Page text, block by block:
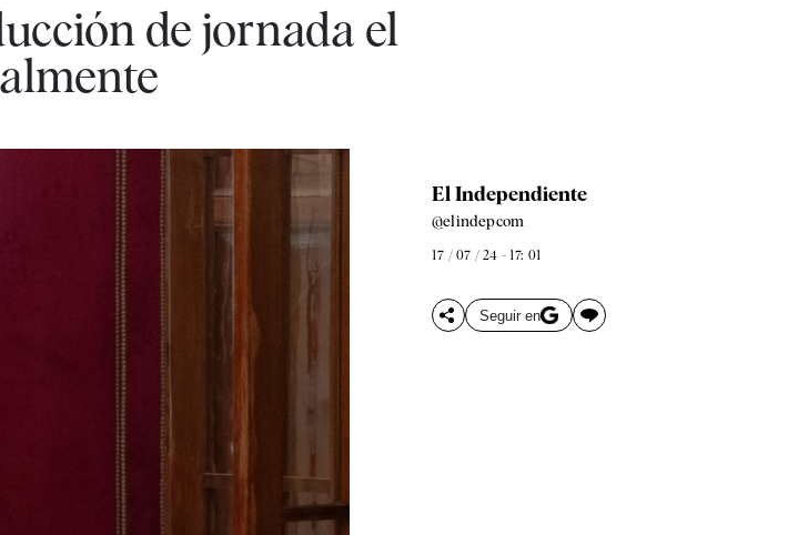
de jornada el
El Independiente
@elindepcom
17 / 07 / 24 - 17: 01
Seguir en